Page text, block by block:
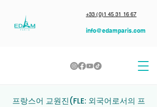
info@edamparis.com
+33 (0)1 45 31 16 67
프랑스어 교원진(FLE: 외국어로서의 프